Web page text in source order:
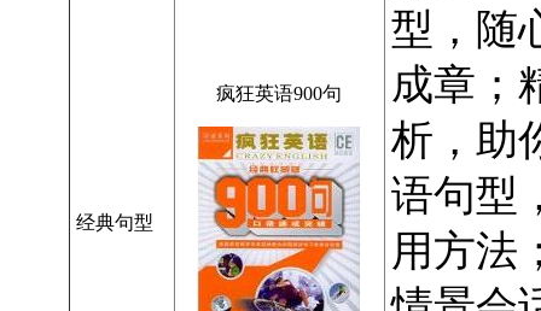
经典句型
疯狂英语900句
型，随
成章；
析，助
语句型
用方法